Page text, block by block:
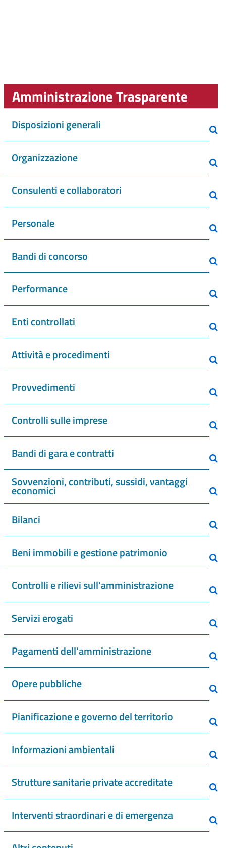
Amministrazione Trasparente
Disposizioni generali
Organizzazione
Consulenti e collaboratori
Personale
Bandi di concorso
Performance
Enti controllati
Attività e procedimenti
Provvedimenti
Controlli sulle imprese
Bandi di gara e contratti
Sovvenzioni, contributi, sussidi, vantaggi
economici
Bilanci
Beni immobili e gestione patrimonio
Controlli e rilievi sull'amministrazione
Servizi erogati
Pagamenti dell'amministrazione
Opere pubbliche
Pianificazione e governo del territorio
Informazioni ambientali
Strutture sanitarie private accreditate
Interventi straordinari e di emergenza